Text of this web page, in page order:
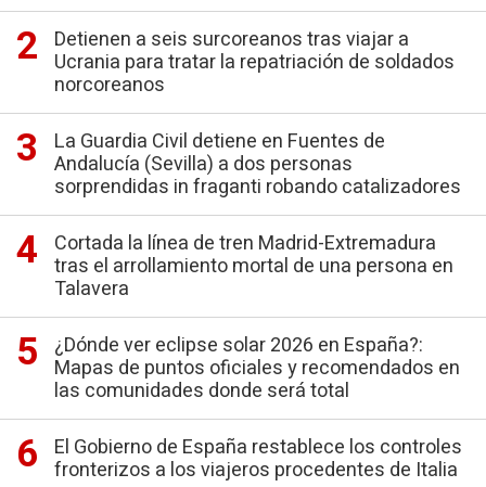
Detienen a seis surcoreanos tras viajar a
Ucrania para tratar la repatriación de soldados
norcoreanos
La Guardia Civil detiene en Fuentes de
Andalucía (Sevilla) a dos personas
sorprendidas in fraganti robando catalizadores
Cortada la línea de tren Madrid-Extremadura
tras el arrollamiento mortal de una persona en
Talavera
¿Dónde ver eclipse solar 2026 en España?:
Mapas de puntos oficiales y recomendados en
las comunidades donde será total
El Gobierno de España restablece los controles
fronterizos a los viajeros procedentes de Italia